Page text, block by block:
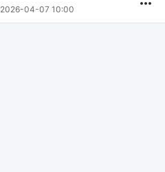
2026-04-07 10:00